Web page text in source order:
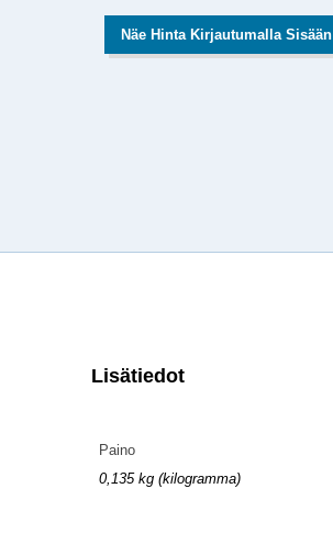
Näe Hinta Kirjautumalla Sisään
Lisätiedot
Paino
0,135 kg (kilogramma)